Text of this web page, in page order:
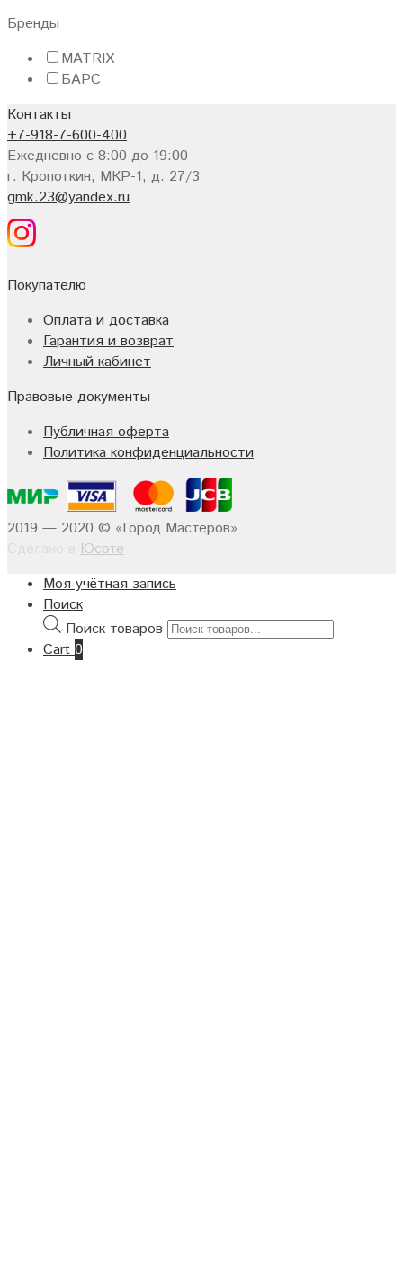
Бренды
MATRIX
БАРС
Контакты
+7-918-7-600-400
Ежедневно с 8:00 до 19:00
г. Кропоткин, МКР-1, д. 27/3
gmk.23@yandex.ru
Покупателю
Оплата и доставка
Гарантия и возврат
Личный кабинет
Правовые документы
Публичная оферта
Политика конфиденциальности
2019 — 2020 © «Город Мастеров»
Юсоте
Моя учётная запись
Поиск
Поиск товаров
Cart0